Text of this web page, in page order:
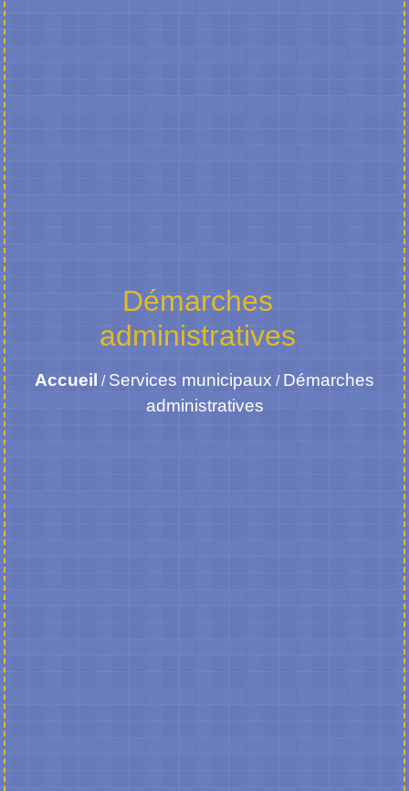
Démarches
administratives
Accueil / Services municipaux / Démarches
administratives